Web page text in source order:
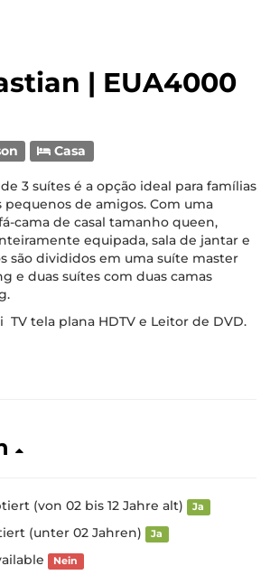
| EUA4000
Casa
3 suítes é a opção ideal para famílias
de amigos. Com uma
cama de casal tamanho queen,
equipada, sala de jantar e
são divididos em uma suíte master
e duas suítes com duas camas
TV tela plana HDTV e Leitor de DVD.
(von 02 bis 12 Jahre alt) Ja
(unter 02 Jahren) Ja
Nein